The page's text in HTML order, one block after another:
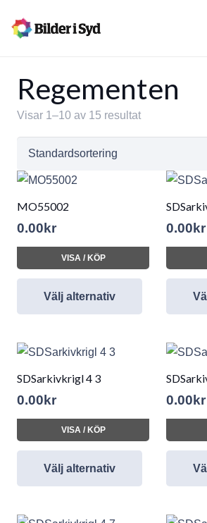
Regementen
Visar 1–10 av 15 resultat
MO55002
0.00 kr
VISA / KÖP
Välj alternativ
0.00 kr
SDSarkivkrigl 4 3
0.00 kr
VISA / KÖP
Välj alternativ
0.00 kr